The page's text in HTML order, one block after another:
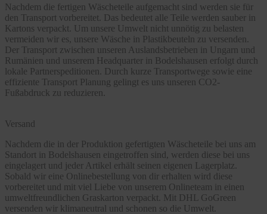
Nachdem die fertigen Wäscheteile aufgemacht sind werden sie für
den Transport vorbereitet. Das bedeutet alle Teile werden sauber in
Kartons verpackt. Um unsere Umwelt nicht unnötig zu belasten
vermeiden wir es, unsere Wäsche in Plastikbeuteln zu versenden.
Der Transport zwischen unseren Auslandsbetrieben in Ungarn und
Rumänien und unserem Headquarter in Bodelshausen erfolgt durch
lokale Partnerspeditionen. Durch kurze Transportwege sowie eine
effiziente Transport Planung gelingt es uns unseren CO2-
Fußabdruck zu reduzieren.
Versand
Nachdem die in der Produktion gefertigten Wäscheteile bei uns am
Standort in Bodelshausen eingetroffen sind, werden diese bei uns
eingelagert und jeder Artikel erhält seinen eigenen Lagerplatz.
Sobald wir eine Onlinebestellung von dir erhalten wird diese
vorbereitet und mit viel Liebe von unserem Onlineteam in einen
umweltfreundlichen Graskarton verpackt. Mit DHL GoGreen
versenden wir klimaneutral und schonen so die Umwelt.